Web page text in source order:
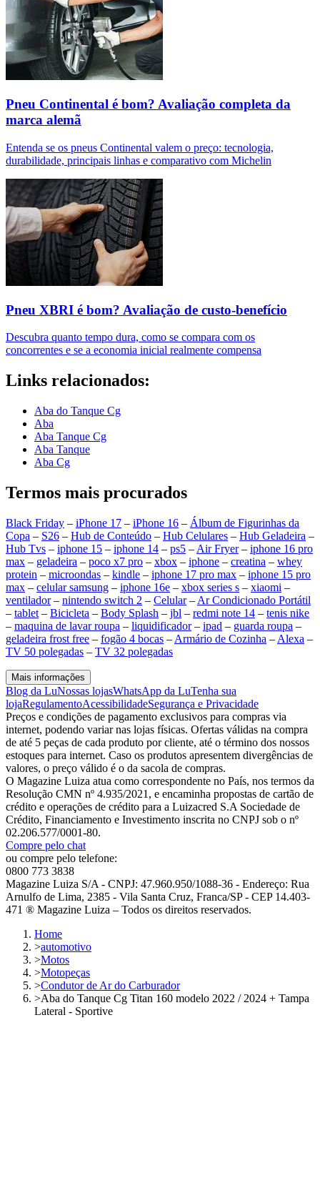
Pneu Continental é bom? Avaliação completa da
marca alemã
Entenda se os pneus Continental valem o preço: tecnologia,
durabilidade, principais linhas e comparativo com Michelin
Pneu XBRI é bom? Avaliação de custo-benefício
Descubra quanto tempo dura, como se compara com os
concorrentes e se a economia inicial realmente compensa
Links relacionados:
Aba do Tanque Cg
Aba
Aba Tanque Cg
Aba Tanque
Aba Cg
Termos mais procurados
Black Friday – iPhone 17 – iPhone 16 – Álbum de Figurinhas da
Copa – S26 – Hub de Conteúdo – Hub Celulares – Hub Geladeira –
Hub Tvs – iphone 15 – iphone 14 – ps5 – Air Fryer– iphone 16 pro
max – geladeira – poco x7 pro – xbox – iphone – creatina – whey
protein – microondas – kindle – iphone 17 pro max – iphone 15 pro
max – celular samsung – iphone 16e – xbox series s – xiaomi –
ventilador– nintendo switch 2 – Celular– Ar Condicionado Portátil
– tablet – Bicicleta – Body Splash – jbl – redmi note 14 – tenis nike
– maquina de lavar roupa – liquidificador– ipad – guarda roupa –
geladeira frost free – fogão 4 bocas – Armário de Cozinha – Alexa –
TV 50 polegadas – TV 32 polegadas
Mais informações
Blog da LuNossas lojasWhatsApp da LuTenha sua
lojaRegulamentoAcessibilidadeSegurança e Privacidade
Preços e condições de pagamento exclusivos para compras via
internet, podendo variar nas lojas físicas. Ofertas válidas na compra
de até 5 peças de cada produto por cliente, até o término dos nossos
estoques para internet. Caso os produtos apresentem divergências de
valores, o preço válido é o da sacola de compras.
O Magazine Luiza atua como correspondente no País, nos termos da
Resolução CMN nº 4.935/2021, e encaminha propostas de cartão de
crédito e operações de crédito para a Luizacred S.A Sociedade de
Crédito, Financiamento e Investimento inscrita no CNPJ sob o nº
02.206.577/0001-80.
Compre pelo chat
ou compre pelo telefone:
0800 773 3838
Magazine Luiza S/A - CNPJ: 47.960.950/1088-36 - Endereço: Rua
Arnulfo de Lima, 2385 - Vila Santa Cruz, Franca/SP - CEP 14.403-
471 ® Magazine Luiza – Todos os direitos reservados.
Home
>automotivo
>Motos
>Motopeças
>Condutor de Ar do Carburador
>Aba do Tanque Cg Titan 160 modelo 2022 / 2024 + Tampa
Lateral - Sportive